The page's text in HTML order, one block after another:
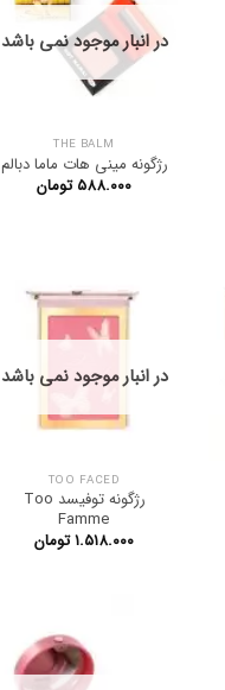
در انبار موجود نمی باشد
THE BALM
رژگونه مینی هات ماما دبالم
۵۸۸.۰۰۰ تومان
در انبار موجود نمی باشد
TOO FACED
رژگونه توفیسد Too
Famme
۱.۵۱۸.۰۰۰تومان